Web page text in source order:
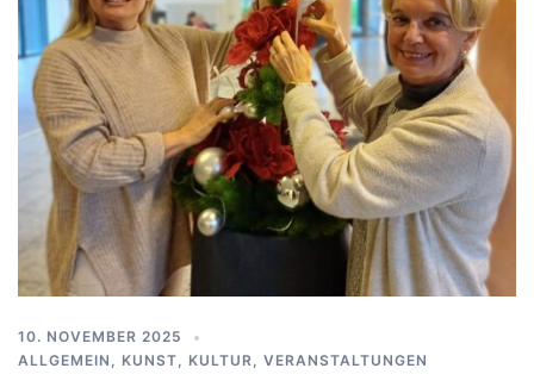
10. NOVEMBER 2025
ALLGEMEIN
KUNST, KULTUR VERANSTALTUNGEN